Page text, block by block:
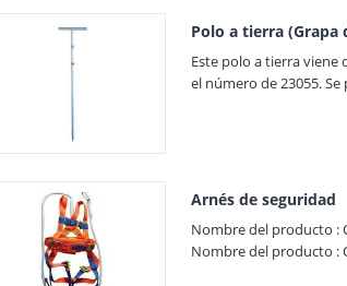
Polo a tierra (Grapa
Este polo a tierra viene
el número de 23055.
Arnés de seguridad
Nombre del producto :
Nombre del producto :